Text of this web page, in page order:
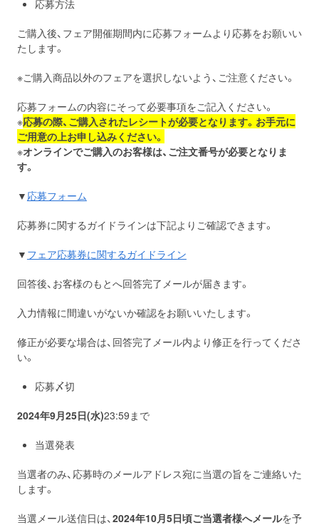
応募方法
ご購入後、フェア開催期間内に応募フォームより応募をお願いい
たします。
※ご購入商品以外のフェアを選択しないよう、ご注意ください。
応募フォームの内容にそって必要事項をご記入ください。
※応募の際、ご購入されたレシートが必要となります。お手元に
ご用意の上お申し込みください。
※オンラインでご購入のお客様は、ご注文番号が必要となりま
す。
▼ 応募フォーム
応募券に関するガイドラインは下記よりご確認できます。
▼ フェア応募券に関するガイドライン
回答後、お客様のもとへ回答完了メールが届きます。
入力情報に間違いがないか確認をお願いいたします。
修正が必要な場合は、回答完了メール内より修正を行ってくださ
い。
応募〆切
2024年9月25日(水)23:59まで
当選発表
当選者のみ、応募時のメールアドレス宛に当選の旨をご連絡いた
します。
当選メール送信日は、2024年10月5日頃ご当選者様へメールを予